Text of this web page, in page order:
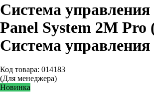
Система управления
Panel System 2M Pro
Система
Код товара: 014183
(Для менеджера)
Новинка